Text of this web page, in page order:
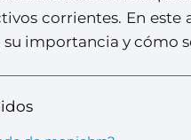
corrientes. En
importancia y cómo